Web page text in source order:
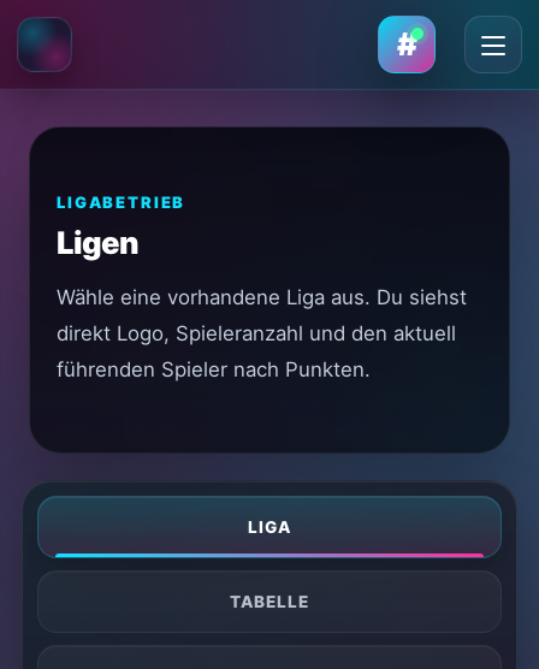
LIGABETRIEB
Ligen
Wähle eine vorhandene Liga aus. Du siehst
direkt Logo, Spieleranzahl und den aktuell
führenden Spieler nach Punkten.
LIGA
TABELLE
#